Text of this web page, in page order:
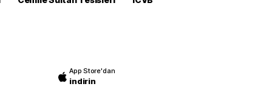
App Store'dan
indirin